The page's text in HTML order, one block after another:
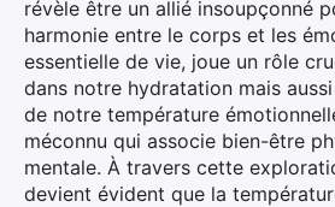
révèle être un allié insoupçonné
harmonie entre le corps et les
essentielle de vie, joue un rôle
dans notre hydratation mais
de notre température
méconnu qui associe bien-être
mentale. À travers cette
devient évident que la